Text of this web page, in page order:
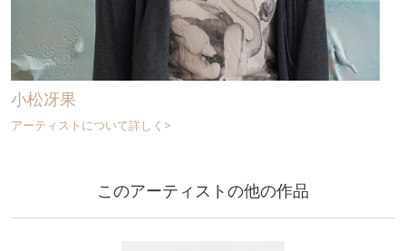
小松冴果
アーティストについて詳しく>
このアーティストの他の作品